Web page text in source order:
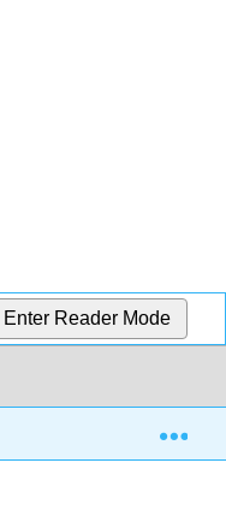
Enter Reader Mode
Aplicaciones